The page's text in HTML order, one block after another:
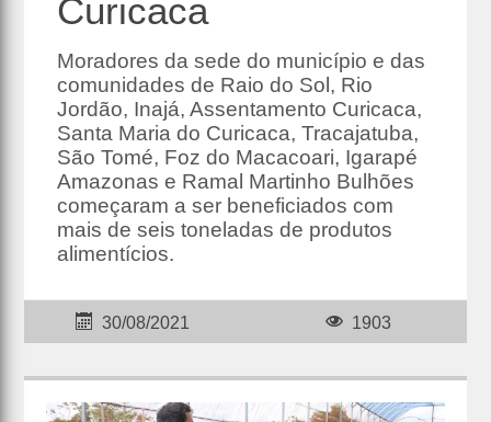
Curicaca
Moradores da sede do município e das
comunidades de Raio do Sol, Rio
Jordão, Inajá, Assentamento Curicaca,
Santa Maria do Curicaca, Tracajatuba,
São Tomé, Foz do Macacoari, Igarapé
Amazonas e Ramal Martinho Bulhões
começaram a ser beneficiados com
mais de seis toneladas de produtos
alimentícios.
30/08/2021 1903